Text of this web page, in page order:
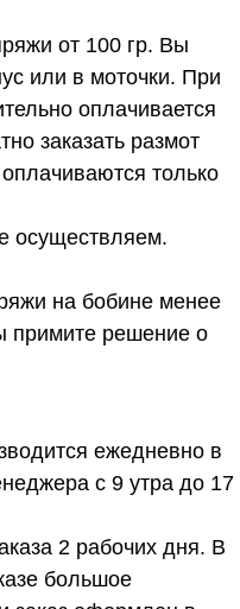
от 100 гр. Вы
или в моточки. При
оплачивается
заказать размот
только
осуществляем.
на бобине менее
решение о
ежедневно в
с 9 утра до 17
2 рабочих дня. В
большое